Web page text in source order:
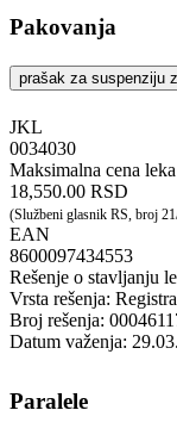
Pakovanja
prašak za suspenziju
JKL
‍0034030
Maksimalna cena leka
18,550.00 RSD
(Službeni glasnik RS, broj
EAN
8600097434553
Rešenje o stavljanju
Vrsta rešenja:
Broj rešenja:
Datum važenja:
Paralele